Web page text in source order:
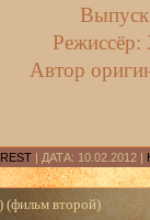
Автор
| ДАТА: 10.02.2012 |
(фильм второй)